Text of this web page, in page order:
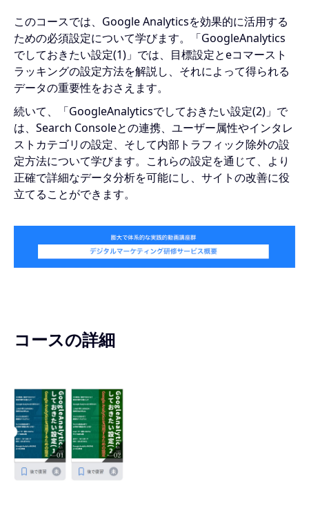
このコースでは、Google Analyticsを効果的に活用する
ための必須設定について学びます。「GoogleAnalytics
でしておきたい設定(1)」では、目標設定とeコマースト
ラッキングの設定方法を解説し、それによって得られる
データの重要性をおさえます。
続いて、「GoogleAnalyticsでしておきたい設定(2)」で
は、Search Consoleとの連携、ユーザー属性やインタレ
ストカテゴリの設定、そして内部トラフィック除外の設
定方法について学びます。これらの設定を通じて、より
正確で詳細なデータ分析を可能にし、サイトの改善に役
立てることができます。
コースの詳細